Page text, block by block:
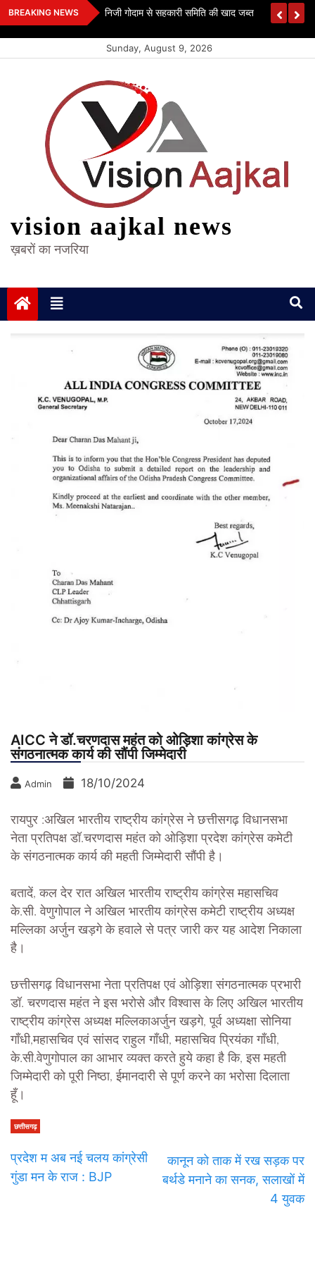
Skip
to
BREAKING NEWS निजी गोदाम से सहकारी समिति की खाद जब्त
Sunday, August 9, 2026
vision aajkal news
ख़बरों का नजरिया
AICC ने डॉ.चरणदास महंत को ओड़िशा कांग्रेस के
संगठनात्मक कार्य की सौंपी जिम्मेदारी
Admin 18/10/2024
रायपुर :अखिल भारतीय राष्ट्रीय कांग्रेस ने छत्तीसगढ़ विधानसभा
नेता प्रतिपक्ष डॉ.चरणदास महंत को ओड़िशा प्रदेश कांग्रेस कमेटी
के संगठनात्मक कार्य की महती जिम्मेदारी सौंपी है।
बतादें, कल देर रात अखिल भारतीय राष्ट्रीय कांग्रेस महासचिव
के.सी. वेणुगोपाल ने अखिल भारतीय कांग्रेस कमेटी राष्ट्रीय अध्यक्ष
मल्लिका अर्जुन खड़गे के हवाले से पत्र जारी कर यह आदेश निकाला
है।
छत्तीसगढ़ विधानसभा नेता प्रतिपक्ष एवं ओड़िशा संगठनात्मक प्रभारी
डॉ. चरणदास महंत ने इस भरोसे और विश्वास के लिए अखिल भारतीय
राष्ट्रीय कांग्रेस अध्यक्ष मल्लिकाअर्जुन खड़गे, पूर्व अध्यक्षा सोनिया
गाँधी,महासचिव एवं सांसद राहुल गाँधी, महासचिव प्रियंका गाँधी,
के.सी.वेणुगोपाल का आभार व्यक्त करते हुये कहा है कि, इस महती
जिम्मेदारी को पूरी निष्ठा, ईमानदारी से पूर्ण करने का भरोसा दिलाता
हूँ।
छत्तीसगढ़
प्रदेश म अब नई चलय कांग्रेसी
गुंडा मन के राज : BJP
कानून को ताक में रख सड़क पर
बर्थडे मनाने का सनक, सलाखों में
4 युवक